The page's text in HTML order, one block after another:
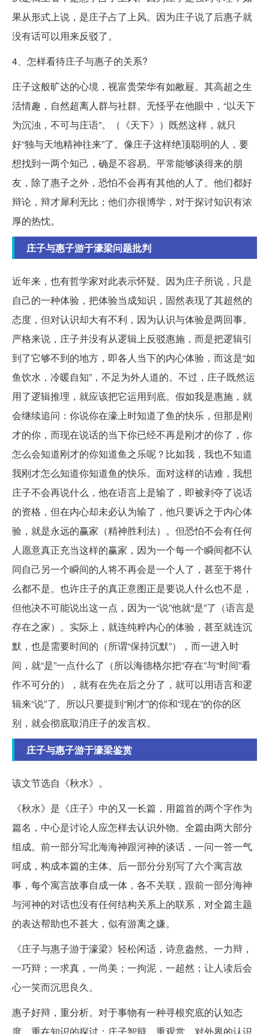
果从形式上说，是庄子占了上风。因为庄子说了后惠子就
没有话可以用来反驳了。
4、怎样看待庄子与惠子的关系?
庄子这般旷达的心境，视富贵荣华有如敝屣。其高超之生
活情趣，自然超离人群与社群。无怪乎在他眼中，“以天下
为沉浊，不可与庄语”。（《天下》）既然这样，就只
好“独与天地精神往来”了。像庄子这样绝顶聪明的人，要
想找到一两个知己，确是不容易。平常能够谈得来的朋
友，除了惠子之外，恐怕不会再有其他的人了。他们都好
辩论，辩才犀利无比；他们亦很博学，对于探讨知识有浓
厚的热忱。
庄子与惠子游于濠梁问题批判
近年来，也有哲学家对此表示怀疑。因为庄子所说，只是
自己的一种体验，把体验当成知识，固然表现了其超然的
态度，但对认识却大有不利，因为认识与体验是两回事。
严格来说，庄子并没有从逻辑上反驳惠施，而是把逻辑引
到了它够不到的地方，即各人当下的内心体验，而这是“如
鱼饮水，冷暖自知”，不足为外人道的。不过，庄子既然运
用了逻辑推理，就应该把它运用到底。假如我是惠施，就
会继续追问：你说你在濠上时知道了鱼的快乐，但那是刚
才的你，而现在说话的当下你已经不再是刚才的你了，你
怎么会知道刚才的你知道鱼之乐呢？比如我，我也不知道
我刚才怎么知道你知道鱼的快乐。面对这样的诘难，我想
庄子不会再说什么，他在语言上是输了，即被剥夺了说话
的资格，但在内心却未必认为输了，他只要诉之于内心体
验，就是永远的赢家（精神胜利法）。但恐怕不会有任何
人愿意真正充当这样的赢家，因为一个每一个瞬间都不认
同自己另一个瞬间的人将不再会是一个人了，甚至于将什
么都不是。也许庄子的真正意图正是要说人什么也不是，
但他决不可能说出这一点，因为一“说”他就“是”了（语言是
存在之家）。实际上，就连纯粹内心的体验，甚至就连沉
默，也是需要时间的（所谓“保持沉默”），而一进入时
间，就“是”一点什么了（所以海德格尔把“存在”与“时间”看
作不可分的），就有在先在后之分了，就可以用语言和逻
辑来“说”了。所以只要提到“刚才”的你和“现在”的你的区
别，就会彻底取消庄子的发言权。
庄子与惠子游于濠梁鉴赏
该文节选自《秋水》。
《秋水》是《庄子》中的又一长篇，用篇首的两个字作为
篇名，中心是讨论人应怎样去认识外物。全篇由两大部分
组成。前一部分写北海海神跟河神的谈话，一问一答一气
呵成，构成本篇的主体。后一部分分别写了六个寓言故
事，每个寓言故事自成一体，各不关联，跟前一部分海神
与河神的对话也没有任何结构关系上的联系，对全篇主题
的表达帮助也不甚大，似有游离之嫌。
《庄子与惠子游于濠梁》轻松闲适，诗意盎然。一力辩，
一巧辩；一求真，一尚美；一拘泥，一超然；让人读后会
心一笑而沉思良久。
惠子好辩，重分析。对于事物有一种寻根究底的认知态